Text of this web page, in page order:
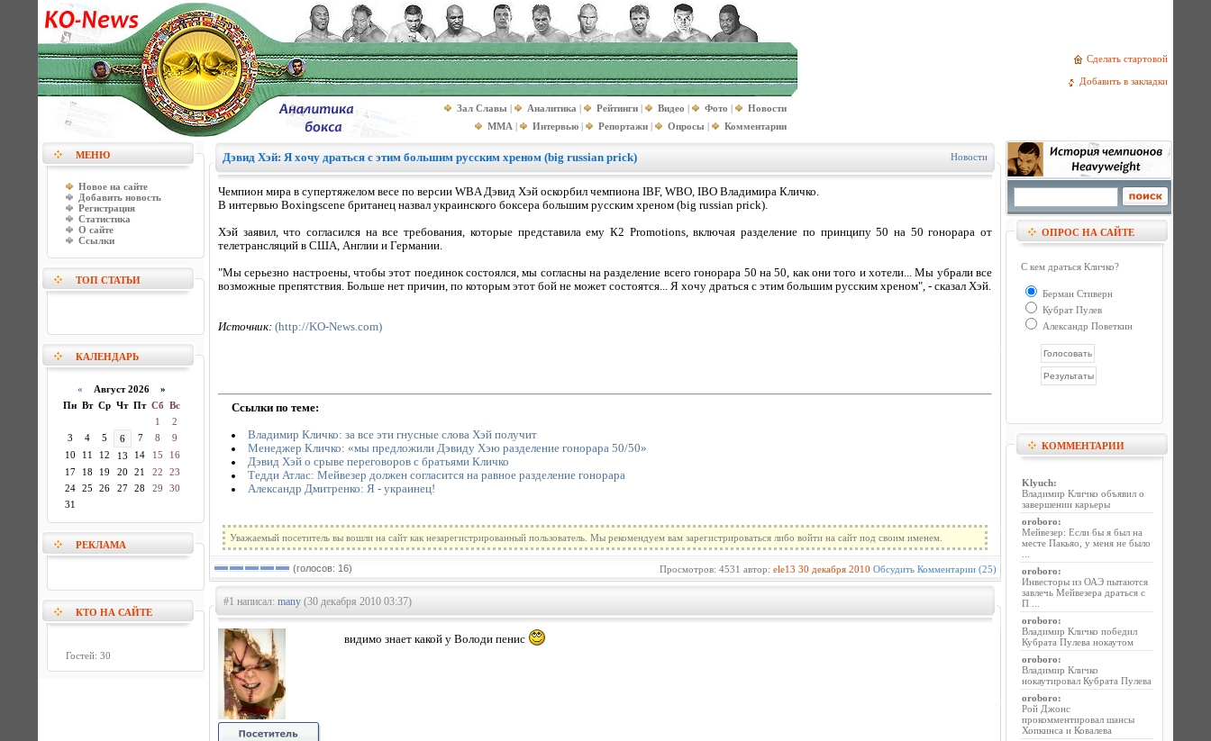
Сделать стартовой
Добавить в закладки
Зал Славы | Аналитика | Рейтинги | Видео | Фото |
Новости
MMA | Интервью | Репортажи | Опросы | Комментарии
МЕНЮ
Новое на сайте
Добавить новость
Регистрация
Статистика
О сайте
Ссылки
ТОП СТАТЬИ
КАЛЕНДАРЬ
« Август 2026 »
Пн Вт Ср Чт Пт Сб Вс
1
2
3
4 5 6 7 8
9
10
11 12 13 14 15
16
17
18 19 20 21 22
23
24
25 26 27 28 29
30
31
РЕКЛАМА
КТО НА САЙТЕ
Гостей: 30
Дэвид Хэй: Я хочу драться с этим большим русским хреном (big russian prick) Новости
Чемпион мира в супертяжелом весе по версии WBA Дэвид Хэй оскорбил чемпиона IBF, WBO, IBO Владимира Кличко.
В интервью Boxingscene британец назвал украинского боксера большим русским хреном (big russian prick).
Хэй заявил, что согласился на все требования, которые представила ему К2 Promotions, включая разделение по принципу 50 на 50 гонорара от
телетрансляций в США, Англии и Германии.
"Мы серьезно настроены, чтобы этот поединок состоялся, мы согласны на разделение всего гонорара 50 на 50, как они того и хотели... Мы убрали все
возможные препятствия. Больше нет причин, по которым этот бой не может состоятся... Я хочу драться с этим большим русским хреном", - сказал Хэй.
Источник: (http://KO-News.com)
Ссылки по теме:
Владимир Кличко: за все эти гнусные слова Хэй получит
Менеджер Кличко: «мы предложили Дэвиду Хэю разделение гонорара 50/50»
Дэвид Хэй о срыве переговоров с братьями Кличко
Тедди Атлас: Мейвезер должен согласится на равное разделение гонорара
Александр Дмитренко: Я - украинец!
Уважаемый посетитель вы вошли на сайт как незарегистрированный пользователь. Мы рекомендуем вам зарегистрироваться либо войти на сайт под своим именем.
(голосов: 16) Просмотров: 4531 автор: ele13 30 декабря 2010 Обсудить Комментарии (25)
#1 написал: many (30 декабря 2010 03:37)
видимо знает какой у Володи пенис
ОПРОС НА САЙТЕ
С кем драться Кличко?
Берман Стиверн
Кубрат Пулев
Александр Поветкин
КОММЕНТАРИИ
Klyuch:
Владимир Кличко объявил о
завершении карьеры
oroboro:
Мейвезер: Если бы я был на
месте Пакьяо, у меня не было
oroboro:
Инвесторы из ОАЭ пытаются
завлечь Мейвезера драться с
П ...
oroboro:
Владимир Кличко победил
Кубрата Пулева нокаутом
oroboro:
Владимир Кличко
нокаутировал Кубрата Пулева
oroboro:
Рой Джонс
прокомментировал шансы
Хопкинса и Ковалева